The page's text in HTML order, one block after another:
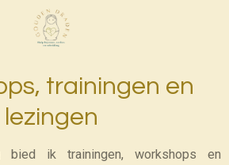
trainingen en
lezingen
bied ik trainingen, workshops en